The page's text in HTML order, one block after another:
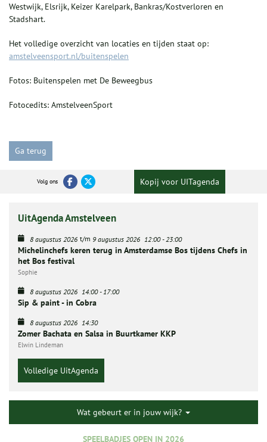
Westwijk, Elsrijk, Keizer Karelpark, Bankras/Kostverloren en
Stadshart.
Het volledige overzicht van locaties en tijden staat op:
amstelveensport.nl/buitenspelen
Fotos: Buitenspelen met De Beweegbus
Fotocedits: AmstelveenSport
Ga terug
Volg ons Kopij voor UITagenda
UitAgenda Amstelveen
8 augustus 2026 t/m 9 augustus 2026 12:00- 23:00
Michelinchefs keren terug in Amsterdamse Bos tijdens Chefs in
het Bos festival
Sophie
8 augustus 2026 14:00- 17:00
Sip & paint - in Cobra
8 augustus 2026 14:30
Zomer Bachata en Salsa in Buurtkamer KKP
Elwin Lindeman
Volledige UitAgenda
Wat gebeurt er in jouw wijk?
SPEELBADJES OPEN IN 2026